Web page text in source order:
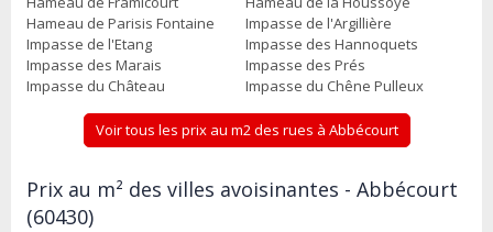
Hameau de Parisis Fontaine
Impasse de l'Argillière
Impasse de l'Etang
Impasse des Hannoquets
Impasse des Marais
Impasse des Prés
Impasse du Château
Impasse du Chêne Pulleux
Voir tous les prix au m2 des rues à Abbécourt
Prix au m² des villes avoisinantes - Abbécourt
(60430)